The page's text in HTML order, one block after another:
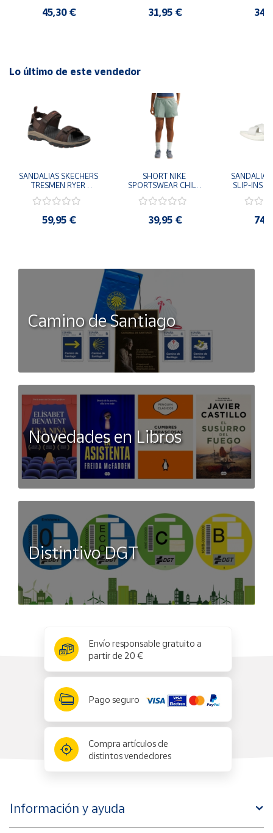
45,30 €
31,95 €
Lo último de este vendedor
SANDALIAS SKECHERS
TRESMEN RYER
205112-CHOC
COMODAS
59,95 €
SHORT NIKE
SPORTSWEAR CHILL
006 PANTALONES
39,95 €
SANDALIAS
SLIP-INS
Camino de Santiago
Novedades en Libros
Distintivo DGT
Envío responsable gratuito a
partir de 20 €
Pago seguro
Compra artículos de
distintos vendedores
Información y ayuda